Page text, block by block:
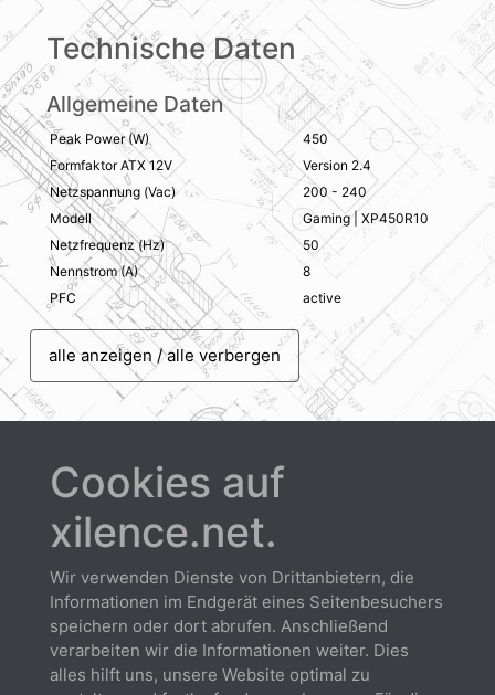
Technische Daten
Allgemeine Daten
Peak Power (W)
450
Formfaktor ATX 12V
Version 2.4
Netzspannung (Vac)
200 - 240
Modell
Gaming | XP450R10
Netzfrequenz (Hz)
50
Nennstrom (A)
8
PFC
active
alle anzeigen / alle verbergen
Downloads
Cookies auf
xilence.net.
Wir verwenden Dienste von Drittanbietern, die
Informationen im Endgerät eines Seitenbesuchers
speichern oder dort abrufen. Anschließend
verarbeiten wir die Informationen weiter. Dies
alles hilft uns, unsere Website optimal zu